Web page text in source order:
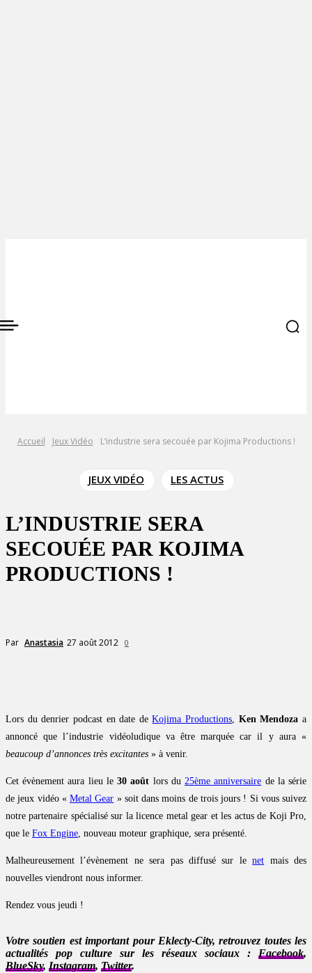
Accueil Jeux Vidéo L’industrie sera secouée par Kojima Productions !
JEUX VIDÉO LES ACTUS
L’INDUSTRIE SERA
SECOUÉE PAR KOJIMA
PRODUCTIONS !
Par Anastasia 27 août 2012 0
Lors du denrier podcast en date deKojima Productions, Ken Mendoza a
annoncé que l’industrie vidéoludique va être marquée car il y aura «
beaucoup d’annonces très excitantes » à venir.
Cet évènement aura lieu le30 août lors du25ème anniversaire de la série
de jeux vidéo « Metal Gear » soit dans moins de trois jours ! Si vous suivez
notre partenaire spécialisé sur la licence metal gear et les actus de Koji Pro,
que le Fox Engine, nouveau moteur graphique, sera présenté.
Malheureusement l’évènement ne sera pas diffusé sur lenet mais des
nouvelles viendront nous informer.
Rendez vous jeudi !
Votre soutien est important pour Eklecty-City, retrouvez toutes les
actualités pop culture sur les réseaux sociaux : Facebook,
BlueSky, Instagram, Twitter.